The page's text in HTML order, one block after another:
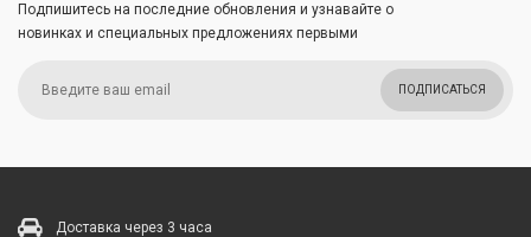
Подпишитесь на последние обновления и узнавайте о
новинках и специальных предложениях первыми
ПОДПИСАТЬСЯ
Доставка через 3 часа